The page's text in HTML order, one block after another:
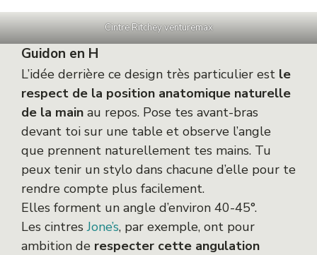
Cintre Ritchey venturemax
Guidon en H
L’idée derrière ce design très particulier est le
respect de la position anatomique naturelle
de la main au repos. Pose tes avant-bras
devant toi sur une table et observe l’angle
que prennent naturellement tes mains. Tu
peux tenir un stylo dans chacune d’elle pour te
rendre compte plus facilement.
Elles forment un angle d’environ 40-45°.
Les cintresJone’s, par exemple, ont pour
ambition de respecter cette angulation